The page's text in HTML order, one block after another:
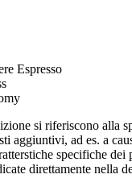
si riferiscono alla
aggiuntivi, ad es. a
specifiche dei
direttamente nella